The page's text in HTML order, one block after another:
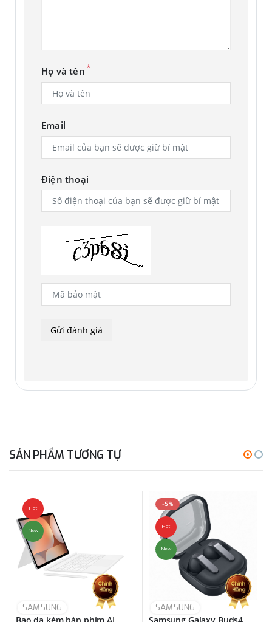
Họ và tên *
Email
Điện thoại
SẢN PHẨM TƯƠNG TỰ
Hot
New
SAMSUNG
-5%
Hot
New
SAMSUNG